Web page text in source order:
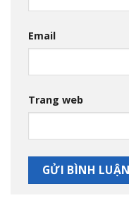
Email
Trang web